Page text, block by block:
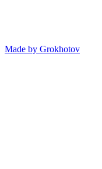
Made by Grokhotov